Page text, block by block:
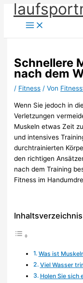
Inhalt
springen
Schnellere
nach dem
/ Fitness / Von
Wenn Sie jedoch in
Verletzungen
Muskeln etwas Zeit
und intensives
durchtrainierten
den richtigen
nach dem Training
Fitness im
Inhaltsverzeichnis
Was ist
Viel Wasser
Holen Sie sich